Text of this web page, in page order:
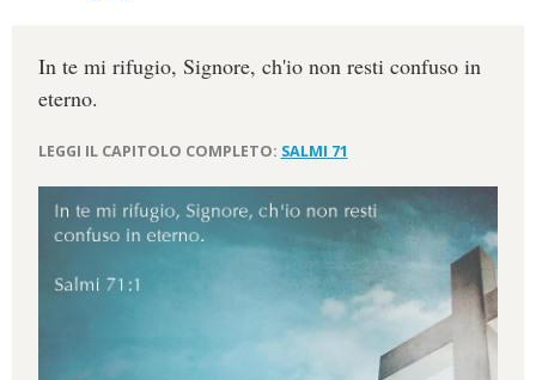
In te mi rifugio, Signore, ch'io non resti confuso in
eterno.
LEGGI IL CAPITOLO COMPLETO: SALMI 71